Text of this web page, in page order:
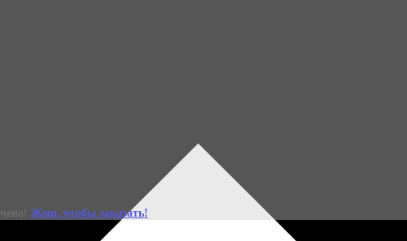
весеннее издание Бьюти-бокса Леди Mail x
Жми, чтобы заказать!